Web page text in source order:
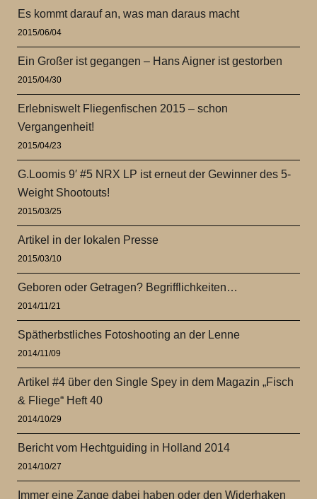
Es kommt darauf an, was man daraus macht
2015/06/04
Ein Großer ist gegangen – Hans Aigner ist gestorben
2015/04/30
Erlebniswelt Fliegenfischen 2015 – schon
Vergangenheit!
2015/04/23
G.Loomis 9′ #5 NRX LP ist erneut der Gewinner des 5-
Weight Shootouts!
2015/03/25
Artikel in der lokalen Presse
2015/03/10
Geboren oder Getragen? Begrifflichkeiten…
2014/11/21
Spätherbstliches Fotoshooting an der Lenne
2014/11/09
Artikel #4 über den Single Spey in dem Magazin „Fisch
& Fliege“ Heft 40
2014/10/29
Bericht vom Hechtguiding in Holland 2014
2014/10/27
Immer eine Zange dabei haben oder den Widerhaken